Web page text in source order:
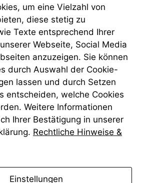
um eine Vielzahl von
diese stetig zu
Texte entsprechend Ihrer
Webseite, Social Media
anzuzeigen. Sie können
durch Auswahl der Cookie-
lassen und durch Setzen
entscheiden, welche Cookies
Weitere Informationen
Ihrer Bestätigung in unserer
Rechtliche Hinweise &
Einstellungen
Website nicht
zu 100%
funktionieren.
Marketing
Wir speichern
anonyme Daten ab,
um interne
marketingtechnische
Auswertungen
durchführen zu
können. Diese helfen